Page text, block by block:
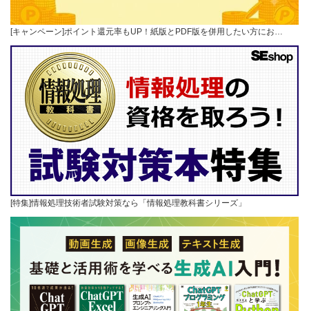
[キャンペーン]ポイント還元率もUP！紙版とPDF版を併用したい方にお…
[特集]情報処理技術者試験対策なら「情報処理教科書シリーズ」